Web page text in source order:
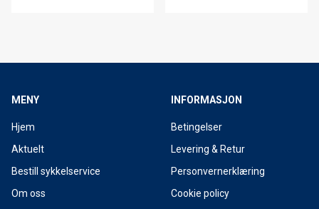
MENY
Hjem
Aktuelt
Bestill sykkelservice
Om oss
INFORMASJON
Betingelser
Levering & Retur
Personvernerklæring
Cookie policy